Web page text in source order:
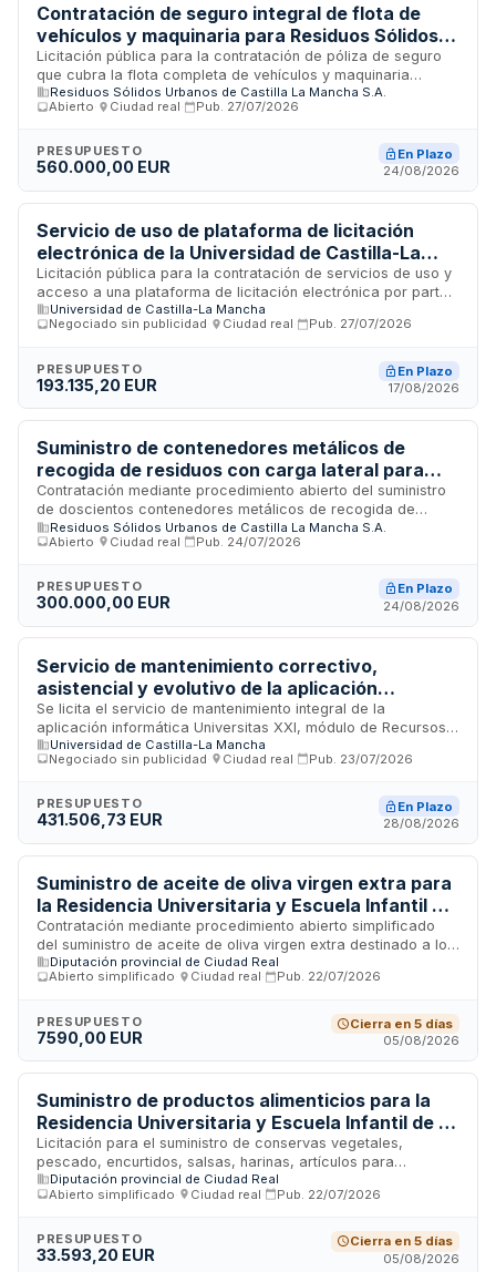
Contratación de seguro integral de flota de
vehículos y maquinaria para Residuos Sólidos
Urbanos de Castilla la Mancha
Licitación pública para la contratación de póliza de seguro
que cubra la flota completa de vehículos y maquinaria
utilizada por Residuos Sólidos Urbanos de Castilla la Mancha,
S.A. en sus operaciones de recogida, tratamiento y gestión
cuarenta mil euros y está gestionado por el Consejo de
Administración de la empresa pública. Se requiere cobertura
recogida, maquinaria de compactación y equipos móviles
utilizados en la provincia de Ciudad Real.
Residuos Sólidos Urbanos de Castilla La Mancha S.A.
Abierto
Ciudad real Pub. 27/07/2026
PRESUPUESTO
560.000,00 EUR
En Plazo
24/08/2026
Servicio de uso de plataforma de licitación
electrónica de la Universidad de Castilla-La
Mancha
Licitación pública para la contratación de servicios de uso y
acceso a una plataforma de licitación electrónica por parte
de la Gerencia de la Universidad de Castilla-La Mancha. El
servicio comprende el funcionamiento, mantenimiento y
gestión integral de procesos de contratación pública
electrónica de la institución universitaria. La prestación se
desarrollará en Ciudad Real y está dotada con un
presupuesto de 96.946 euros.
Universidad de Castilla-La Mancha
Negociado sin publicidad
Ciudad real Pub. 27/07/2026
PRESUPUESTO
193.135,20 EUR
En Plazo
17/08/2026
Suministro de contenedores metálicos de
recogida de residuos con carga lateral para
R.S.U., S.A.
Contratación mediante procedimiento abierto del suministro
de doscientos contenedores metálicos de recogida de
carga lateral destinados a la fracción resto de residuos
sólidos urbanos. La empresa R.S.U., S.A. licita este contrato
contenedores de capacidad de dos mil cuatrocientos litros.
El contrato se adjudicará conforme a las bases técnicas y
Contratos del Sector Público.
Residuos Sólidos Urbanos de Castilla La Mancha S.A.
Abierto
Ciudad real Pub. 24/07/2026
PRESUPUESTO
300.000,00 EUR
En Plazo
24/08/2026
Servicio de mantenimiento correctivo,
asistencial y evolutivo de la aplicación
informática Universitas XXI-Recursos Humanos
en la Universidad de Castilla-La Mancha
Se licita el servicio de mantenimiento integral de la
aplicación informática Universitas XXI, módulo de Recursos
Humanos, instalada en la Universidad de Castilla-La Mancha.
El contrato comprende mantenimiento correctivo para
evolutivo para mejoras y adaptaciones del sistema. La
coordinación centralizada de todas las prestaciones resulta
y el cumplimiento de los protocolos de seguridad
universitarios, justificando la no división en lotes.
Universidad de Castilla-La Mancha
Negociado sin publicidad
Ciudad real Pub. 23/07/2026
PRESUPUESTO
431.506,73 EUR
En Plazo
28/08/2026
Suministro de aceite de oliva virgen extra para
la Residencia Universitaria y Escuela Infantil de
la Diputación
Contratación mediante procedimiento abierto simplificado
del suministro de aceite de oliva virgen extra destinado a los
servicios de la Residencia Universitaria y Escuela Infantil
dependientes de la Diputación. El contrato tiene una duración
necesidades reales de la institución. El pago se realizará
mediante mandamiento de pago contra presentación de
factura electrónica, una vez realizadas las entregas y
obtenida la conformidad de la Diputación.
Diputación provincial de Ciudad Real
Abierto simplificado
Ciudad real Pub. 22/07/2026
PRESUPUESTO
7590,00 EUR
Cierra en 5 días
05/08/2026
Suministro de productos alimenticios para la
Residencia Universitaria y Escuela Infantil de la
Diputación de Córdoba
Licitación para el suministro de conservas vegetales,
pescado, encurtidos, salsas, harinas, artículos para
desayunos, pastas alimenticias, legumbres, arroz,
sazonadores, especias y bebidas destinados a los servicios
Diputación Provincial de Córdoba. El contrato tiene una
duración estimada de un año y se ejecutará conforme a las
Diputación provincial de Ciudad Real
Abierto simplificado
Ciudad real Pub. 22/07/2026
PRESUPUESTO
33.593,20 EUR
Cierra en 5 días
05/08/2026